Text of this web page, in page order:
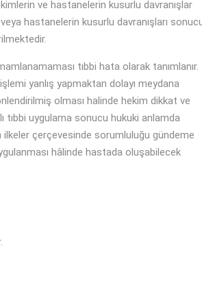
ve hastanelerin kusurlu davranışlar
hastanelerin kusurlu davranışları
tıbbi hata olarak tanımlanır.
yanlış yapmaktan dolayı meydana
olması halinde hekim dikkat ve
tıbbi uygulama sonucu hukuki anlamda
ilkeler çerçevesinde sorumluluğu gündeme
hâlinde hastada oluşabilecek